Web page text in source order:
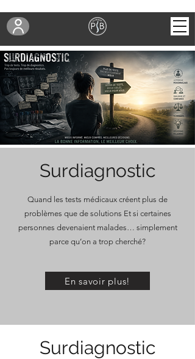
Surdiagnostic
Quand les tests médicaux créent plus de
problèmes que de solutions Et si certaines
personnes devenaient malades… simplement
parce qu’on a trop cherché?
En savoir plus!
Surdiagnostic